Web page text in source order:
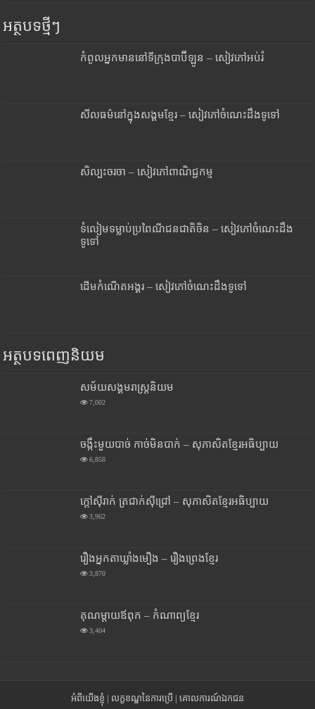
អត្ថបទថ្មីៗ
កំពូលអ្នកមាននៅទីក្រុងបាប៊ីឡូន – សៀវភៅអប់រំ
សីលធម៌នៅក្នុងសង្គមខ្មែរ – សៀវភៅចំណេះដឹងទូទៅ
សិល្បះចរចា – សៀវភៅពាណិជ្ជកម្ម
ទំលៀមទម្លាប់ប្រពៃណីជនជាតិចិន – សៀវភៅចំណេះដឹង
ទូទៅ
ដើមកំណើតអង្គរ – សៀវភៅចំណេះដឹងទូទៅ
អត្ថបទពេញនិយម
សម័យសង្គមរាស្រ្តនិយម
7,002
ចង្កឹះមួយបាច់ កាច់មិនបាក់ – សុភាសិតខ្មែរអធិប្បាយ
6,858
ក្តៅស៊ីរាក់ ត្រជាក់ស៊ីជ្រៅ – សុភាសិតខ្មែរអធិប្បាយ
3,962
រឿងអ្នកតាឃ្លាំងមឿង – រឿងព្រេងខ្មែរ
3,870
គុណម្តាយឪពុក – កំណាព្យខ្មែរ
3,404
អំពីយើងខ្ញុំ | លក្ខខណ្ឌនៃការប្រើ | គោលការណ៍ឯកជន